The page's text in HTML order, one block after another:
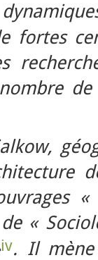
fortes
«
iv. Il mène